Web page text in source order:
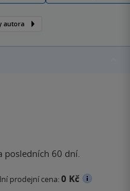
autora
posledních 60 dní.
prodejní cena:0 Kč